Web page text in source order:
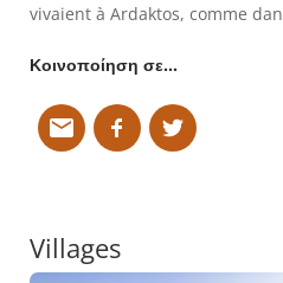
vivaient à Ardaktos, comme
Κοινοποίηση σε…
Villages